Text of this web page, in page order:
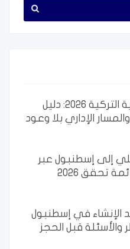
شقق الجنسية التركية 2026: دليل
الإداري بلا وعود
إلى إسطنبول عبر
تحقق 2026
الإنشاء في إسطنبول